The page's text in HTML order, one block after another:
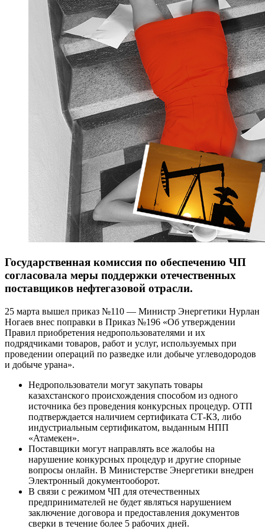
Государственная комиссия по обеспечению ЧП
согласовала меры поддержки отечественных
поставщиков нефтегазовой отрасли.
25 марта вышел приказ №110 — Министр Энергетики Нурлан
Ногаев внес поправки в Приказ №196 «Об утверждении
Правил приобретения недропользователями и их
подрядчиками товаров, работ и услуг, используемых при
проведении операций по разведке или добыче углеводородов
и добыче урана».
Недропользователи могут закупать товары
казахстанского происхождения способом из одного
источника без проведения конкурсных процедур. ОТП
подтверждается наличием сертификата СТ-КЗ, либо
индустриальным сертификатом, выданным НПП
«Атамекен».
Поставщики могут направлять все жалобы на
нарушение конкурсных процедур и другие спорные
вопросы онлайн. В Министерстве Энергетики внедрен
Электронный документооборот.
В связи с режимом ЧП для отечественных
предпринимателей не будет являться нарушением
заключение договора и предоставления документов
сверки в течение более 5 рабочих дней.